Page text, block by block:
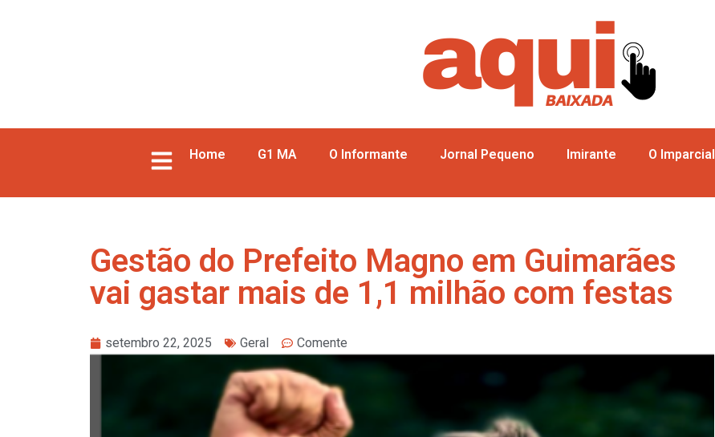
Home G1 MA O Informante Jornal Pequeno Imirante O Imparcial
Gestão do Prefeito Magno em Guimarães
vai gastar mais de 1,1 milhão com festas
setembro 22, 2025 Geral Comente